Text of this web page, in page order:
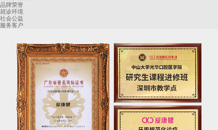
品牌荣誉
就诊环境
社会公益
服务客户